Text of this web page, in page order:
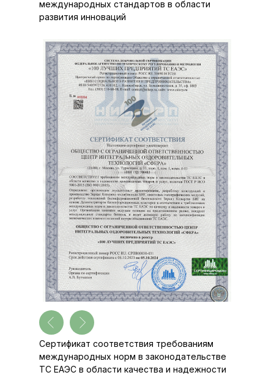
Сертификат соответствия требованиям
международных норм в законодательстве
ТС ЕАЭС в области качества и надежности
международных стандартов в области
развития инноваций